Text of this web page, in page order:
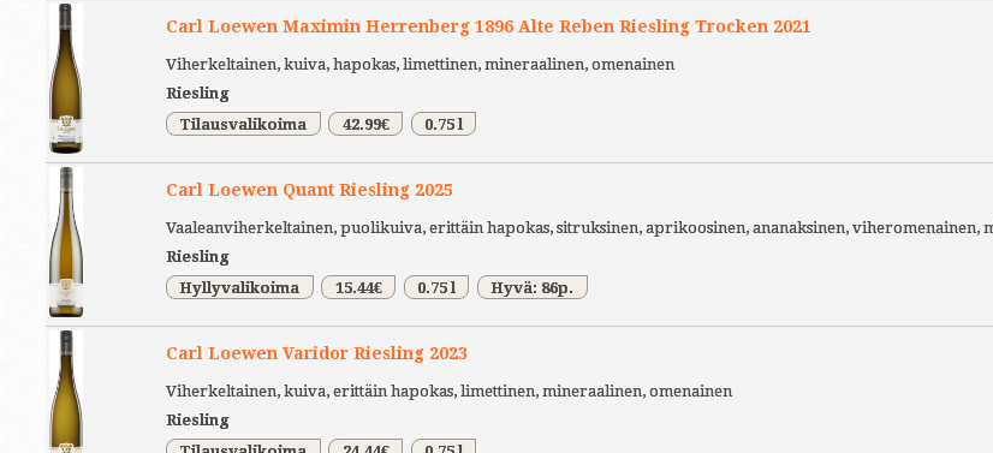
Carl Loewen Maximin Herrenberg 1896 Alte Reben Riesling Trocken 2021
Viherkeltainen, kuiva, hapokas, limettinen, mineraalinen, omenainen
Riesling
Tilausvalikoima
42.99€ 0.75 l
Carl Loewen Quant Riesling 2025
Vaaleanviherkeltainen, puolikuiva, erittäin hapokas, sitruksinen, aprikoosinen, ananaksinen, viheromenainen,
Riesling
Hyllyvalikoima
15.44€ 0.75 l Hyvä: 86p.
Carl Loewen Varidor Riesling 2023
Viherkeltainen, kuiva, erittäin hapokas, limettinen, mineraalinen, omenainen
Riesling